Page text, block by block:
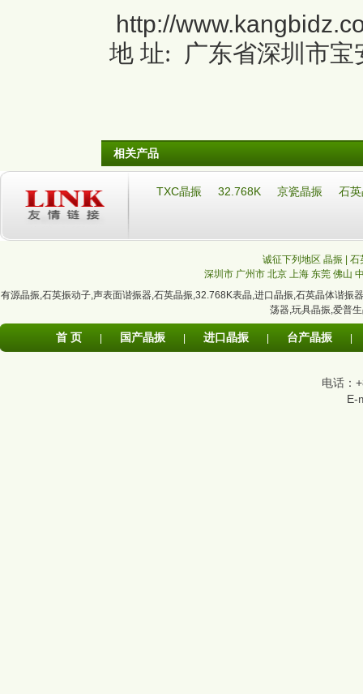
http://
地 址: 广东省深圳市宝
相关产品
TXC晶振 32.768K 京瓷晶振 石
诚征下列地区 晶振 |
深圳市 广州市 北京 上海 东莞 佛山
有源晶振,石英振动子,声表面谐振器,石英晶振,32.768K表晶,进口晶振,石英晶体谐振器
荡器,玩具晶振,爱普
首 页 国产晶振 进口晶振 台产晶振
电话：
E-